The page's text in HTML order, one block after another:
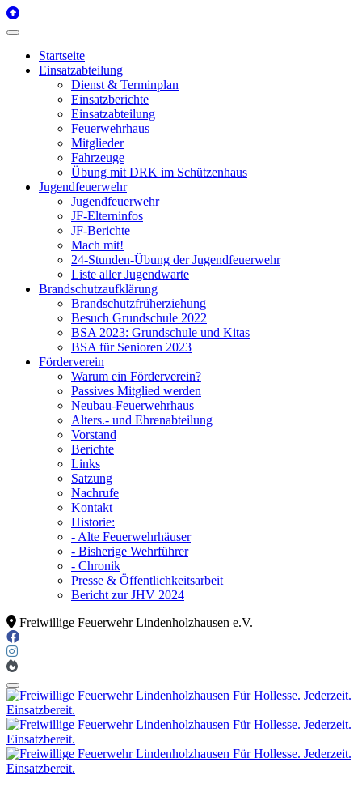
Startseite
Einsatzabteilung
Dienst & Terminplan
Einsatzberichte
Einsatzabteilung
Feuerwehrhaus
Mitglieder
Fahrzeuge
Übung mit DRK im Schützenhaus
Jugendfeuerwehr
Jugendfeuerwehr
JF-Elterninfos
JF-Berichte
Mach mit!
24-Stunden-Übung der Jugendfeuerwehr
Liste aller Jugendwarte
Brandschutzaufklärung
Brandschutzfrüherziehung
Besuch Grundschule 2022
BSA 2023: Grundschule und Kitas
BSA für Senioren 2023
Förderverein
Warum ein Förderverein?
Passives Mitglied werden
Neubau-Feuerwehrhaus
Alters.- und Ehrenabteilung
Vorstand
Berichte
Links
Satzung
Nachrufe
Kontakt
Historie:
- Alte Feuerwehrhäuser
- Bisherige Wehrführer
- Chronik
Presse & Öffentlichkeitsarbeit
Bericht zur JHV 2024
Freiwillige Feuerwehr Lindenholzhausen e.V.